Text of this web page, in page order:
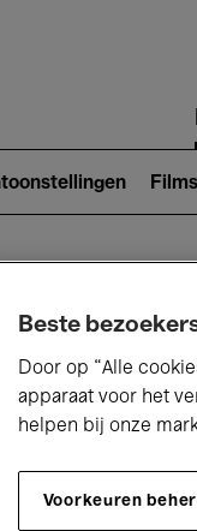
Films
Beste
Door op “Alle
apparaat voor het
helpen bij onze
Voorkeuren